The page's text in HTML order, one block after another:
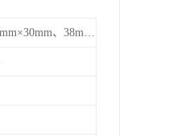
常见孔径有25mm×25mm、30mm×30mm、38mm×38mm等,